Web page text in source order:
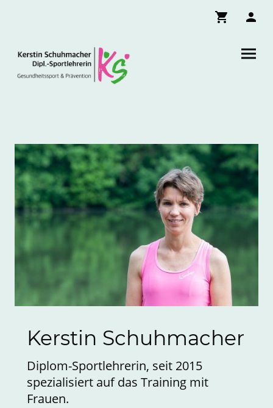
Kerstin Schuhmacher
Diplom-Sportlehrerin, seit 2015
spezialisiert auf das Training mit
Frauen.